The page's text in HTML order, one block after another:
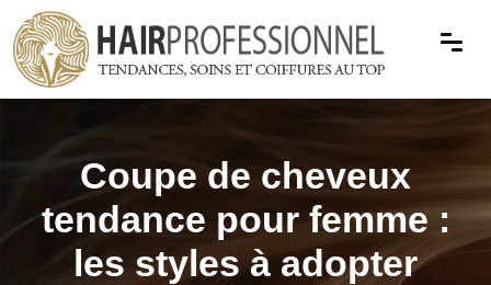
Coupe de cheveux
tendance pour femme :
les styles à adopter